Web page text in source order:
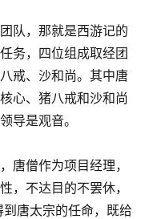
，那就是西游记的
务，四位组成取经团
戒、沙和尚。其中唐
心、猪八戒和沙和尚
导是观音。
僧作为项目经理，
，不达目的不罢休，
唐太宗的任命，既给